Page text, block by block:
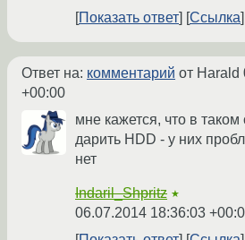
Показать ответ
Ссылка
Ответ на: комментарий от Harald
+00:00
мне кажется, что в
дарить HDD - у них
нет
Indaril_Shpritz ★
06.07.2014 18:36:03